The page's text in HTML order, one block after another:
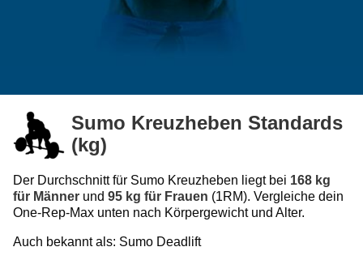
Sumo Kreuzheben Standards
(kg)
Der Durchschnitt für Sumo Kreuzheben liegt bei 168 kg
für Männer und 95 kg für Frauen (1RM). Vergleiche dein
One-Rep-Max unten nach Körpergewicht und Alter.
Auch bekannt als: Sumo Deadlift